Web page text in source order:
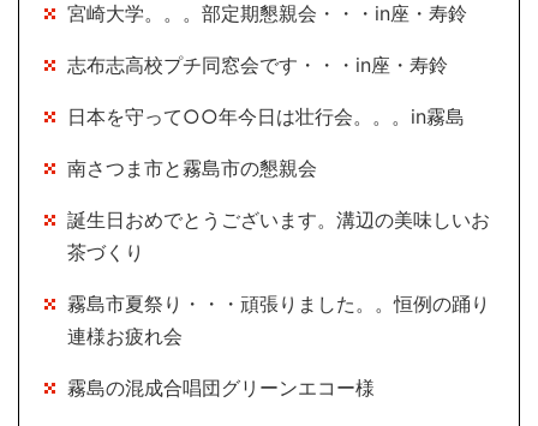
宮崎大学。。。部定期懇親会・・・in座・寿鈴
志布志高校プチ同窓会です・・・in座・寿鈴
日本を守って○○年今日は壮行会。。。in霧島
南さつま市と霧島市の懇親会
誕生日おめでとうございます。溝辺の美味しいお
茶づくり
霧島市夏祭り・・・頑張りました。。恒例の踊り
連様お疲れ会
霧島の混成合唱団グリーンエコー様